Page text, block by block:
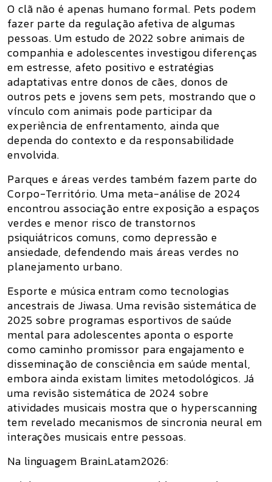
O clã não é apenas humano formal. Pets podem
fazer parte da regulação afetiva de algumas
pessoas. Um estudo de 2022 sobre animais de
companhia e adolescentes investigou diferenças
em estresse, afeto positivo e estratégias
adaptativas entre donos de cães, donos de
outros pets e jovens sem pets, mostrando que o
vínculo com animais pode participar da
experiência de enfrentamento, ainda que
dependa do contexto e da responsabilidade
envolvida.
Parques e áreas verdes também fazem parte do
Corpo-Território. Uma meta-análise de 2024
encontrou associação entre exposição a espaços
verdes e menor risco de transtornos
psiquiátricos comuns, como depressão e
ansiedade, defendendo mais áreas verdes no
planejamento urbano.
Esporte e música entram como tecnologias
ancestrais de Jiwasa. Uma revisão sistemática de
2025 sobre programas esportivos de saúde
mental para adolescentes aponta o esporte
como caminho promissor para engajamento e
disseminação de consciência em saúde mental,
embora ainda existam limites metodológicos. Já
uma revisão sistemática de 2024 sobre
atividades musicais mostra que o hyperscanning
tem revelado mecanismos de sincronia neural em
interações musicais entre pessoas.
Na linguagem BrainLatam2026: